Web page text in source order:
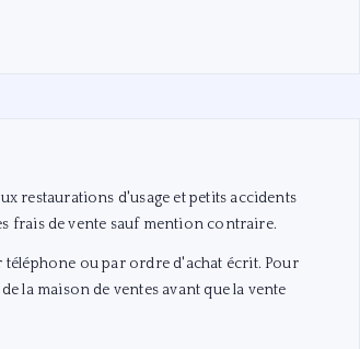
restaurations d'usage et petits accidents
frais de vente sauf mention contraire.
téléphone ou par ordre d'achat écrit. Pour
la maison de ventes avant que la vente